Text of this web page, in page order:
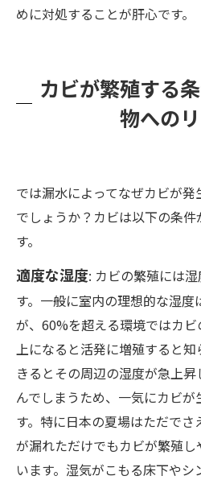
めに対処することが肝心です。
カビが繁殖する
物への
では漏水によってなぜカビが
でしょうか？カビは以下の条
す。
適度な湿度: カビの繁殖には
す。一般に室内の理想的な湿
が、60%を超える環境ではカ
上になると活発に増殖すると
きるとその周辺の湿度が急上
んでしまうため、一気にカビ
す。特に日本の夏場はただで
が漏れただけでもカビが繁殖
います。湿気がこもる床下や